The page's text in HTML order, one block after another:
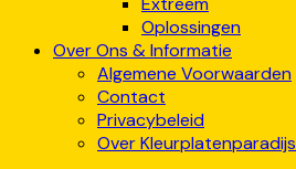
Oplossingen
Over Ons & Informatie
Algemene Voorwaarden
Contact
Privacybeleid
Over Kleurplatenparadijs